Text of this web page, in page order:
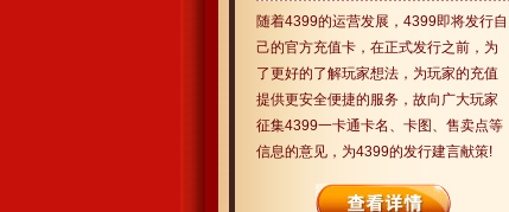
随着4399的运营发展，4399即将发行自
己的官方充值卡，在正式发行之前，为
了更好的了解玩家想法，为玩家的充值
提供更安全便捷的服务，故向广大玩家
征集4399一卡通卡名、卡图、售卖点等
信息的意见，为4399的发行建言献策!